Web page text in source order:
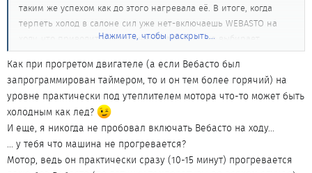
таким же успехом как до этого нагревала её. В итоге, когда
терпеть холод в салоне сил уже нет-включаешь WEBASTO на
ходу, что приводит к обалденной "африке", но выбирает
рабочий ресурс дорогого отопителя.
Нажмите, чтобы раскрыть...
Как при прогретом двигателе (а если Вебасто был
запрограммирован таймером, то и он тем более горячий) на
уровне практически под утеплителем мотора что-то может быть
холодным как лед?
И еще, я никогда не пробовал включать Вебасто на ходу...
... у тебя что машина не прогревается?
Мотор, ведь он практически сразу (10-15 минут) прогревается